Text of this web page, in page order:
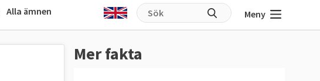
Alla ämnen Meny
Mer fakta